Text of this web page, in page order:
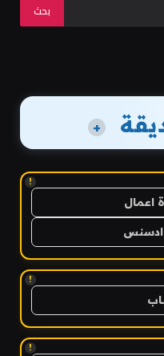
+
!
اعمال
ادسنس
!
!